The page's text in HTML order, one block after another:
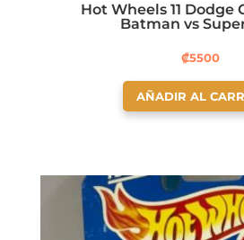
Hot Wheels 11 Dodge
Batman vs
₡5500
AÑADIR AL